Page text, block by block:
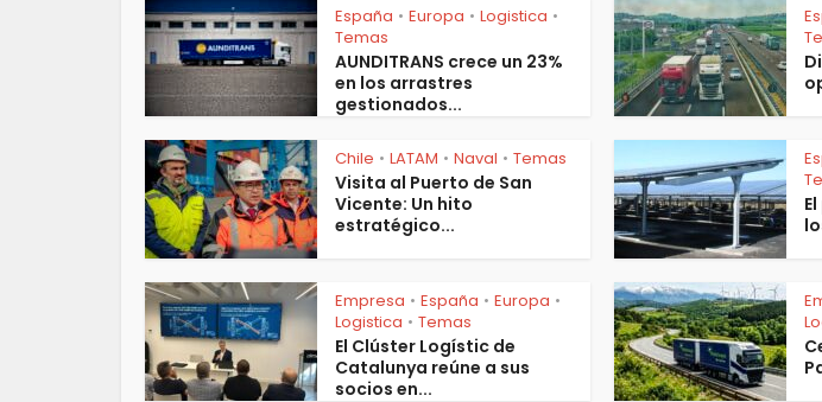
España • Europa • Logistica •
Temas
AUNDITRANS crece un 23%
en los arrastres
gestionados...
Chile • LATAM • Naval • Temas
Visita al Puerto de San
Vicente: Un hito
estratégico...
Empresa • España • Europa •
Logistica • Temas
El Clúster Logístic de
Catalunya reúne a sus
socios en...